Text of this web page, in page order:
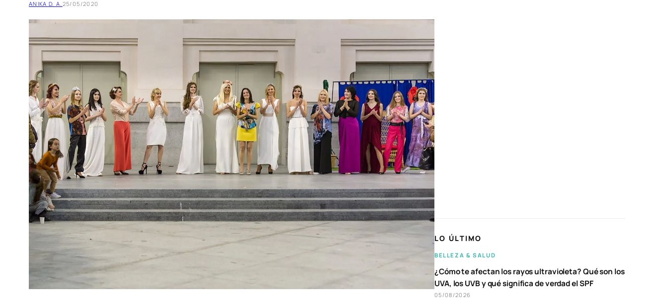
ANIKA D. A. 25/05/2020
LO ÚLTIMO
BELLEZA & SALUD
¿Cómo te afectan los rayos ultravioleta? Qué son los
UVA, los UVB y qué significa de verdad el SPF
05/08/2026